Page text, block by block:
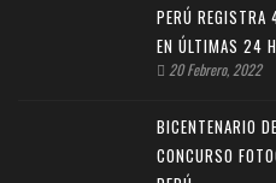
PERÚ
EN ÚLTIMAS 24
20 Febrero, 2022
BICENTENARIO
CONCURSO